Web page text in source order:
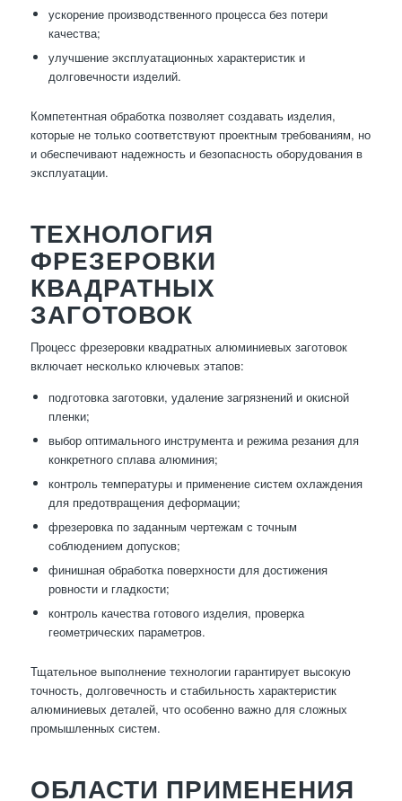
ускорение производственного процесса без потери
качества;
улучшение эксплуатационных характеристик и
долговечности изделий.
Компетентная обработка позволяет создавать изделия,
которые не только соответствуют проектным требованиям, но
и обеспечивают надежность и безопасность оборудования в
эксплуатации.
ТЕХНОЛОГИЯ
ФРЕЗЕРОВКИ
КВАДРАТНЫХ
ЗАГОТОВОК
Процесс фрезеровки квадратных алюминиевых заготовок
включает несколько ключевых этапов:
подготовка заготовки, удаление загрязнений и окисной
пленки;
выбор оптимального инструмента и режима резания для
конкретного сплава алюминия;
контроль температуры и применение систем охлаждения
для предотвращения деформации;
фрезеровка по заданным чертежам с точным
соблюдением допусков;
финишная обработка поверхности для достижения
ровности и гладкости;
контроль качества готового изделия, проверка
геометрических параметров.
Тщательное выполнение технологии гарантирует высокую
точность, долговечность и стабильность характеристик
алюминиевых деталей, что особенно важно для сложных
промышленных систем.
ОБЛАСТИ ПРИМЕНЕНИЯ